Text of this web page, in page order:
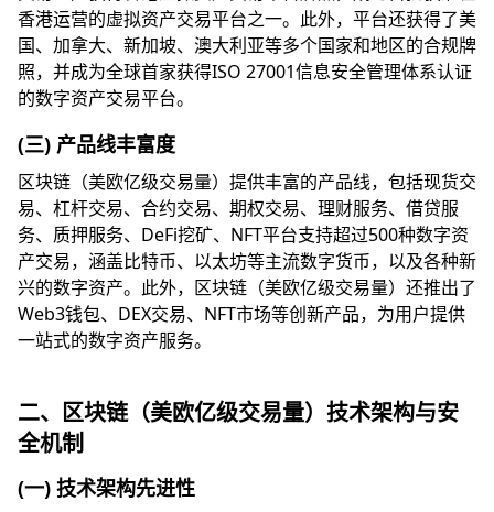
香港运营的虚拟资产交易平台之一。此外，平台还获得了美
国、加拿大、新加坡、澳大利亚等多个国家和地区的合规牌
照，并成为全球首家获得ISO 27001信息安全管理体系认证
的数字资产交易平台。
(三) 产品线丰富度
区块链（美欧亿级交易量）提供丰富的产品线，包括现货交
易、杠杆交易、合约交易、期权交易、理财服务、借贷服
务、质押服务、DeFi挖矿、NFT平台支持超过500种数字资
产交易，涵盖比特币、以太坊等主流数字货币，以及各种新
兴的数字资产。此外，区块链（美欧亿级交易量）还推出了
Web3钱包、DEX交易、NFT市场等创新产品，为用户提供
一站式的数字资产服务。
二、区块链（美欧亿级交易量）技术架构与安
全机制
(一) 技术架构先进性